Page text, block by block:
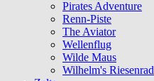
Pirates Adventure
Renn-Piste
The Aviator
Wellenflug
Wilde Maus
Wilhelm's Riesenrad